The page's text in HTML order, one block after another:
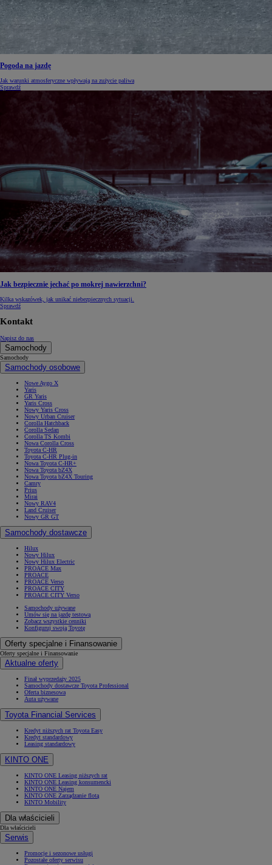
Pogoda na jazdę
Jak warunki atmosferyczne wpływają na zużycie paliwa
Sprawdź
Jak bezpiecznie jechać po mokrej nawierzchni?
Kilka wskazówek, jak unikać niebezpiecznych sytuacji.
Sprawdź
Kontakt
Napisz do nas
Samochody
Samochody
Samochody osobowe
Nowe Aygo X
Yaris
GR Yaris
Yaris Cross
Nowy Yaris Cross
Nowy Urban Cruiser
Corolla Hatchback
Corolla Sedan
Corolla TS Kombi
Nowa Corolla Cross
Toyota C-HR
Toyota C-HR Plug-in
Nowa Toyota C-HR+
Nowa Toyota bZ4X
Nowa Toyota bZ4X Touring
Camry
Prius
Mirai
Nowy RAV4
Land Cruiser
Nowy GR GT
Samochody dostawcze
Hilux
Nowy Hilux
Nowy Hilux Electric
PROACE Max
PROACE
PROACE Verso
PROACE CITY
PROACE CITY Verso
Samochody używane
Umów się na jazdę testową
Zobacz wszystkie cenniki
Konfiguruj swoją Toyotę
Oferty specjalne i Finansowanie
Oferty specjalne i Finansowanie
Aktualne oferty
Finał wyprzedaży 2025
Samochody dostawcze Toyota Professional
Oferta biznesowa
Auta używane
Toyota Financial Services
Kredyt niższych rat Toyota Easy
Kredyt standardowy
Leasing standardowy
KINTO ONE
KINTO ONE Leasing niższych rat
KINTO ONE Leasing konsumencki
KINTO ONE Najem
KINTO ONE Zarządzanie flotą
KINTO Mobility
Dla właścicieli
Dla właścicieli
Serwis
Promocje i sezonowe usługi
Pozostałe oferty serwisu